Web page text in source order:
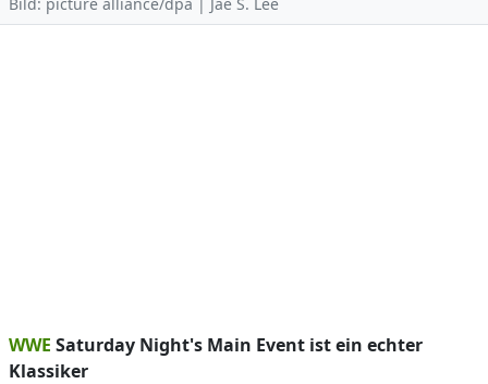
WWE Saturday Night's Main Event ist ein echter
Klassiker